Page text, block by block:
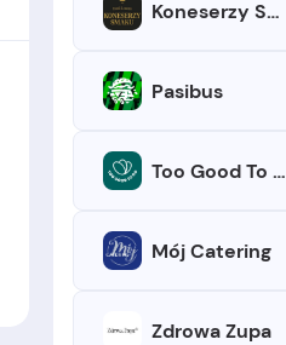
Koneserzy Smaku
Pasibus
Too Good To Go
Mój Catering
Zdrowa Zupa